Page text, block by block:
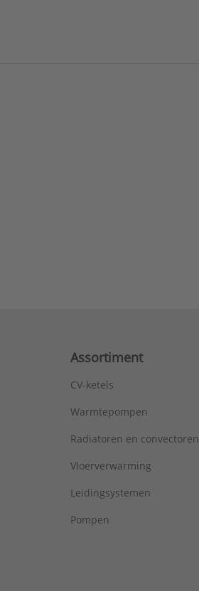
Assortiment
CV-ketels
Warmtepompen
Radiatoren en convectoren
Vloerverwarming
Leidingsystemen
Pompen